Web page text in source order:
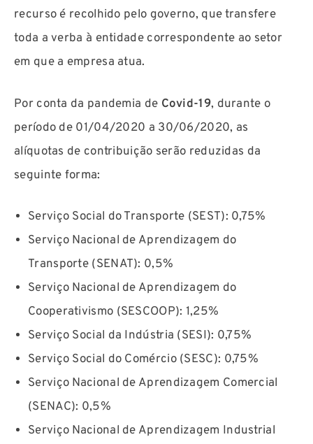
recurso é recolhido pelo governo, que transfere
toda a verba à entidade correspondente ao setor
em que a empresa atua.
Por conta da pandemia de Covid-19, durante o
período de 01/04/2020 a 30/06/2020, as
alíquotas de contribuição serão reduzidas da
seguinte forma:
Serviço Social do Transporte (SEST): 0,75%
Serviço Nacional de Aprendizagem do
Transporte (SENAT): 0,5%
Serviço Nacional de Aprendizagem do
Cooperativismo (SESCOOP): 1,25%
Serviço Social da Indústria (SESI): 0,75%
Serviço Social do Comércio (SESC): 0,75%
Serviço Nacional de Aprendizagem Comercial
(SENAC): 0,5%
Serviço Nacional de Aprendizagem Industrial